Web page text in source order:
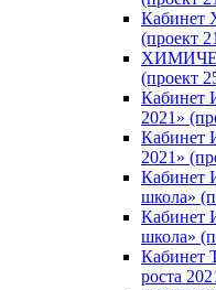
Кабинет
(проект
(проект
2021»
2021»
школа»
школа»
Кабинет
роста